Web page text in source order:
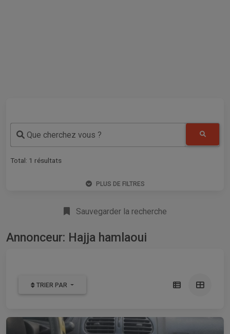
Que cherchez vous ?
Total: 1 résultats
PLUS DE FILTRES
Sauvegarder la recherche
Annonceur: Hajja hamlaoui
TRIER PAR